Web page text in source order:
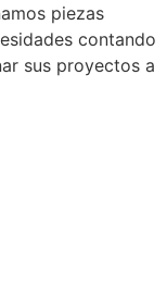
piezas
contando
sus proyectos a